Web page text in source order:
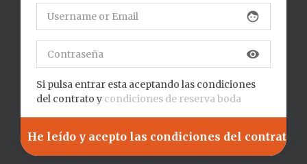
face
visibility
Si pulsa entrar esta aceptando las condiciones
del contrato y condiciones de reserva boda